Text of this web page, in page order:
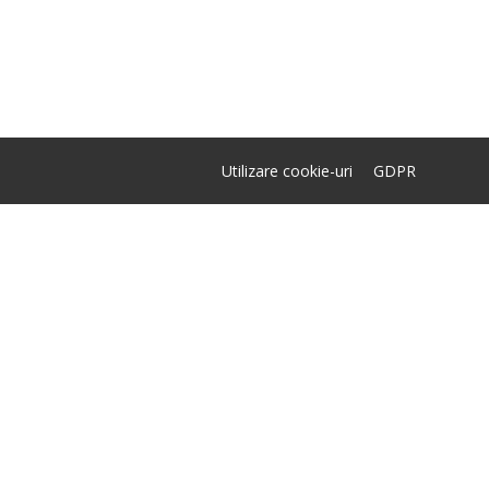
Utilizare cookie-uri GDPR